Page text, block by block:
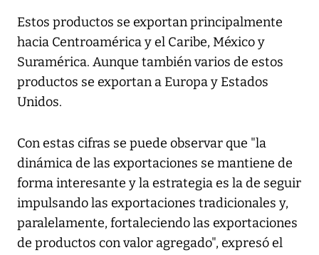
Estos productos se exportan principalmente
hacia Centroamérica y el Caribe, México y
Suramérica. Aunque también varios de estos
productos se exportan a Europa y Estados
Unidos.
Con estas cifras se puede observar que "la
dinámica de las exportaciones se mantiene de
forma interesante y la estrategia es la de seguir
impulsando las exportaciones tradicionales y,
paralelamente, fortaleciendo las exportaciones
de productos con valor agregado", expresó el